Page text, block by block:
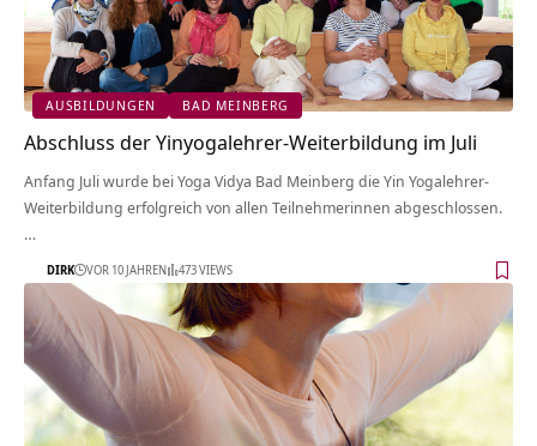
AUSBILDUNGEN BAD MEINBERG
Abschluss der Yinyogalehrer-Weiterbildung im Juli
Anfang Juli wurde bei Yoga Vidya Bad Meinberg die Yin Yogalehrer-
Weiterbildung erfolgreich von allen Teilnehmerinnen abgeschlossen.
…
DIRK VOR 10 JAHREN 473 VIEWS